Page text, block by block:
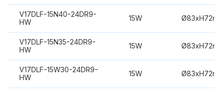
V17DLF-15N40-24DR9-
HW
15W
V17DLF-15N35-24DR9-
HW
15W
V17DLF-15W30-24DR9-
HW
15W